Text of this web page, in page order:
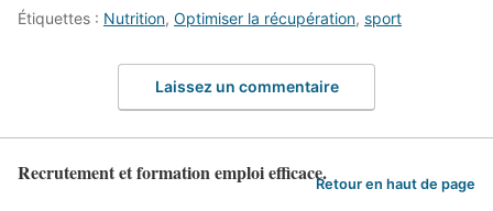
Étiquettes : Nutrition, Optimiser la récupération, sport
Laissez un commentaire
Recrutement et formation emploi efficace.Retour en haut de page